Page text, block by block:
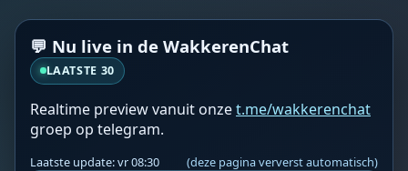
💬 Nu live in de WakkerenChat
LAATSTE 30
Realtime preview vanuit onzet.me/wakkerenchat
groep op telegram.
Laatste update: vr 08:30 (deze pagina ververst automatisch)
megadonoren wel worden nagekomen,
een ambt heeft veroverd, is hij daarna voor
altijd van hen af…
WF Wakkere Fabels BOT vr 07:20
☀️Frontnieuws☀️
👉Een nucleaire wat?